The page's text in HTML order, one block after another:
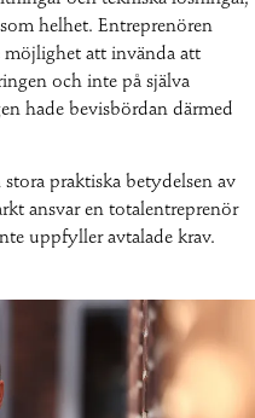
helhet. Entreprenören
möjlighet att invända att
och inte på själva
hade bevisbördan därmed
praktiska betydelsen av
ansvar en totalentreprenör
uppfyller avtalade krav.